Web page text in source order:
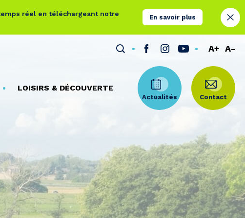
réel en téléchargeant notre
En savoir plus
LOISIRS & DÉCOUVERTE
Actualités Contact
A+ A-